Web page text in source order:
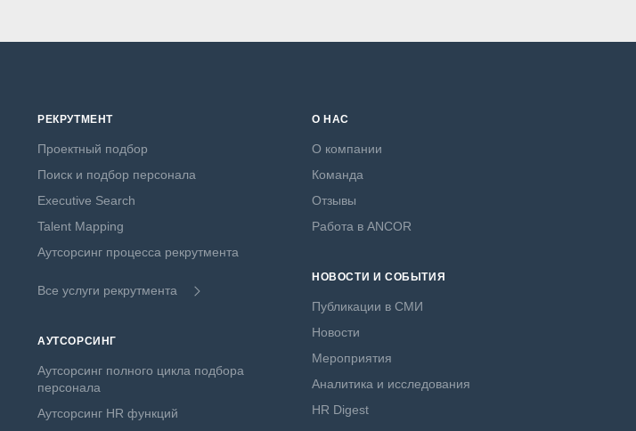
РЕКРУТМЕНТ
Проектный подбор
Поиск и подбор персонала
Executive Search
Talent Mapping
Аутсорсинг процесса рекрутмента
Все услуги рекрутмента
АУТСОРСИНГ
Аутсорсинг полного цикла подбора
персонала
Аутсорсинг HR функций
О НАС
О компании
Команда
Отзывы
Работа в ANCOR
НОВОСТИ И СОБЫТИЯ
Публикации в СМИ
Новости
Мероприятия
Аналитика и исследования
HR Digest